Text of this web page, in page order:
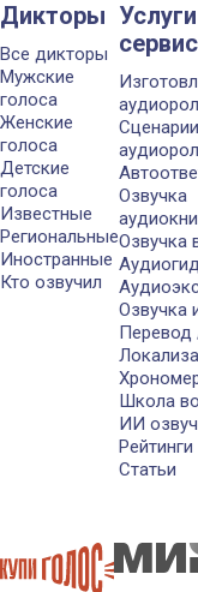
Дикторы
Все дикторы
Мужские
голоса
Женские
голоса
Детские
голоса
Известные
Региональные
Иностранные
Кто озвучил
Сценарии
Озвучка
Озвучка
Озвучка
Перевод
Школа
ИИ
Рейтинги
Статьи